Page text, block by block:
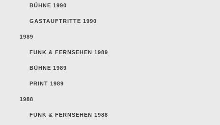
BÜHNE 1990
GASTAUFTRITTE 1990
1989
FUNK & FERNSEHEN 1989
BÜHNE 1989
PRINT 1989
1988
FUNK & FERNSEHEN 1988